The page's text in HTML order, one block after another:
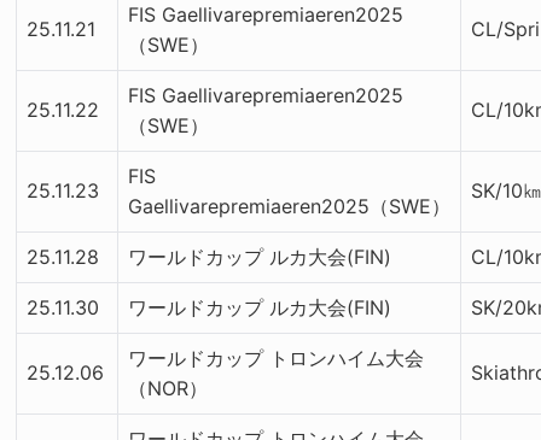
25.11.21
FIS Gaellivarepremiaeren2025
（SWE）
CL/
25.11.22
FIS Gaellivarepremiaeren2025
（SWE）
CL/
25.11.23
FIS
Gaellivarepremiaeren2025（SWE）
SK/10
25.11.28 ワールドカップ ルカ大会(FIN) CL/
25.11.30 ワールドカップ ルカ大会(FIN) SK/
25.12.06
ワールドカップ トロンハイム大会
（NOR）